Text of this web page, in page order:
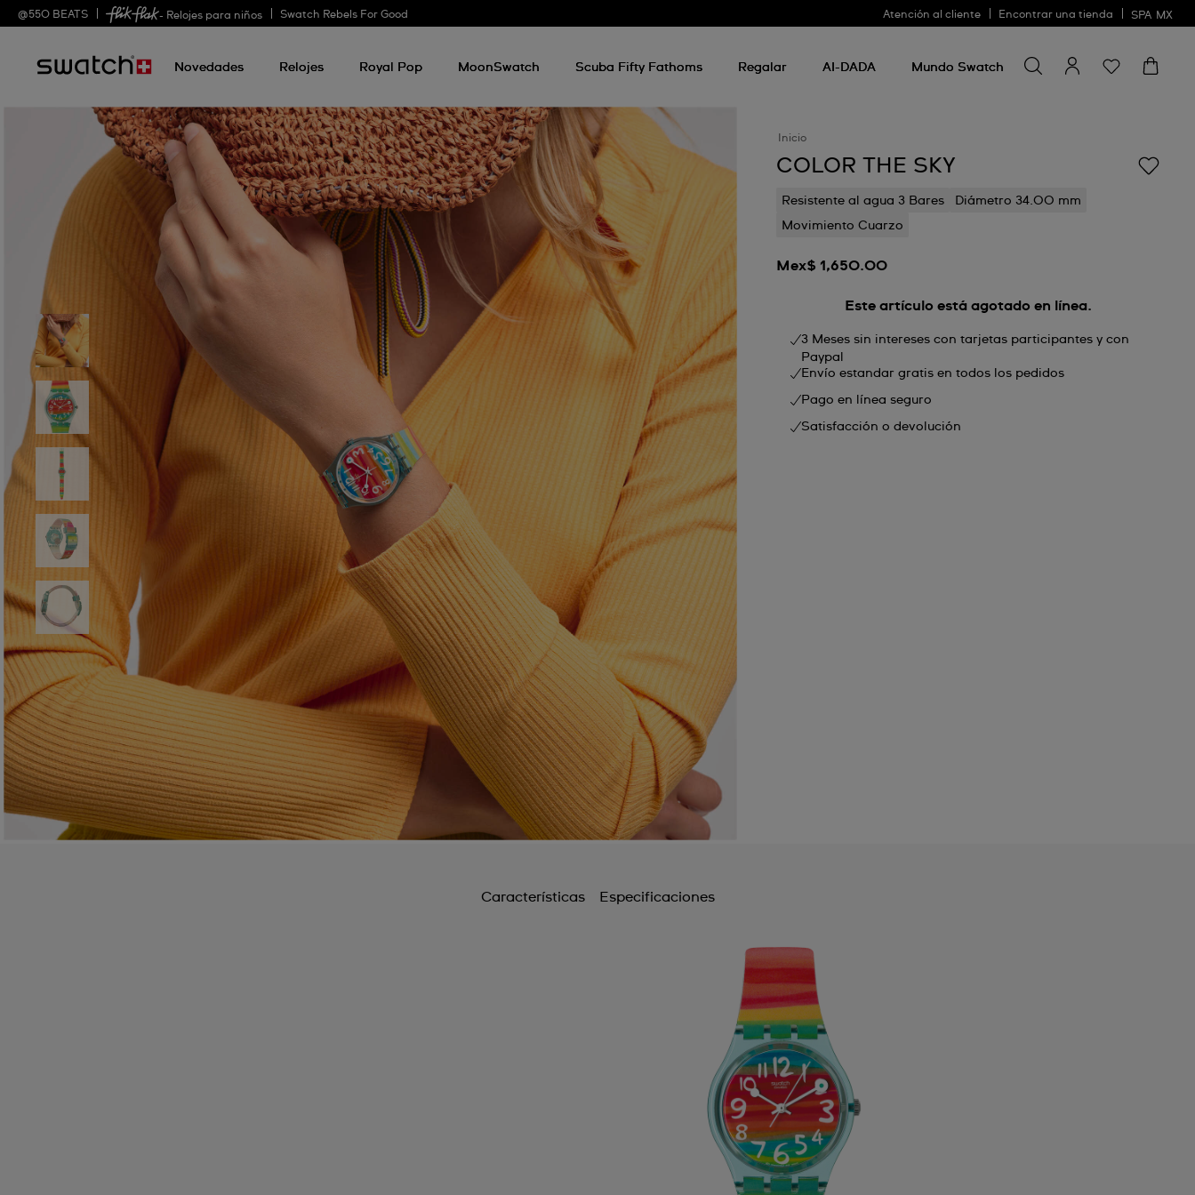
@550 BEATS - Relojes para niños Swatch Rebels For Good Atención al cliente Encontrar una tienda SPA MX
Novedades Relojes Royal Pop MoonSwatch Scuba Fifty Fathoms Regalar AI-DADA Mundo Swatch
algo
Inicio
COLOR THE SKY
Resistente al agua 3 Bares
Diámetro 34.00 mm
Movimiento Cuarzo
Mex$ 1,650.00
Este artículo está agotado en línea.
3 Meses sin intereses con tarjetas participantes y con
Paypal
Envío estandar gratis en todos los pedidos
Pago en línea seguro
Satisfacción o devolución
Características Especificaciones